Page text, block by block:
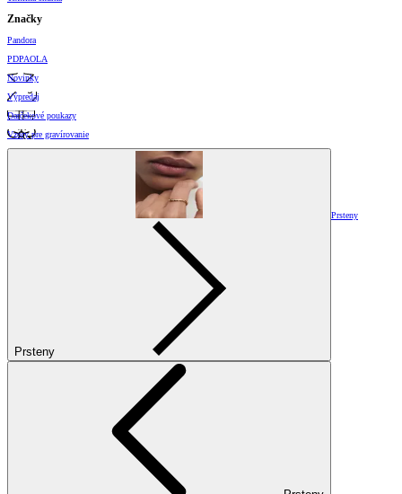
Značky
Pandora
PDPAOLA
Novinky
Výpredaj
Darčekové poukazy
Vzory pre gravírovanie
Prsteny
Prsteny